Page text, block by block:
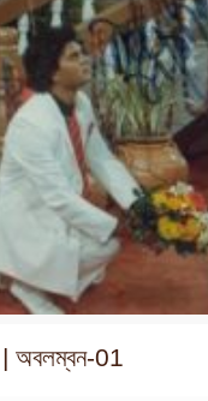
01